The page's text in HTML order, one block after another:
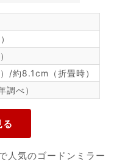
/約8.1cm（折畳時）
べ）
人気のゴードンミラー